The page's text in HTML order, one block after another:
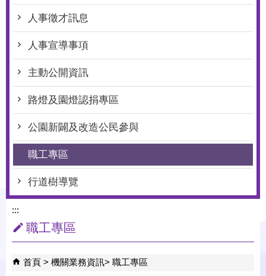
人事徵才訊息
人事宣導事項
主動公開資訊
路燈及園燈認捐專區
公園新闢及改造公民參與
職工專區
行道樹導覽
:::
職工專區
首頁 機關業務資訊 職工專區